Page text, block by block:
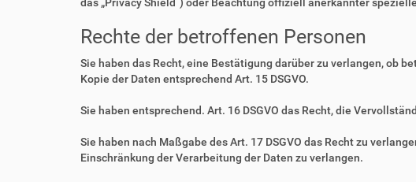
Rechte der betroffenen Personen
Sie haben das Recht, eine Bestätigung darüber zu verlangen, ob
Kopie der Daten entsprechend Art. 15 DSGVO.
Sie haben entsprechend. Art. 16 DSGVO das Recht, die
Sie haben nach Maßgabe des Art. 17 DSGVO das Recht zu
Einschränkung der Verarbeitung der Daten zu verlangen.